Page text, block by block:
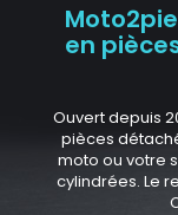
en
Ouvert depuis
pièces
moto ou votre
cylindrées. Le